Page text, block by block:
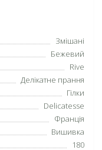
Змішані
Бежевий
Rive
Делікатне прання
Гілки
Delicatesse
Франція
Вишивка
180